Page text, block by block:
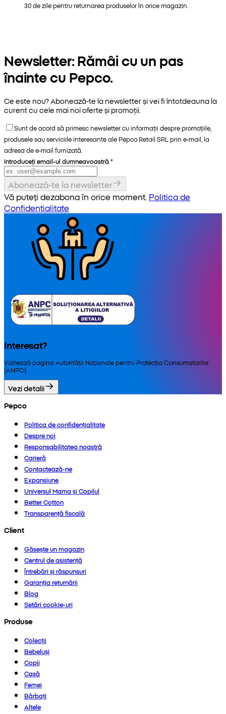
30 de zile pentru returnarea produselor în orice magazin.
Newsletter: Rămâi cu un pas
înainte cu Pepco.
Ce este nou? Abonează-te la newsletter și vei fi întotdeauna la
curent cu cele mai noi oferte și promoții.
Sunt de acord să primesc newsletter cu informații despre promoțiile,
produsele sau serviciile interesante ale Pepco Retail SRL prin e-mail, la
adresa de e-mail furnizată.
Introduceți email-ul dumneavoastră *
Abonează-te la newsletter
Vă puteți dezabona în orice moment. Politica de
Confidențialitate
Interesat?
Vizitează pagina Autorității Naționale pentru Protecția Consumatorilor
(ANPC).
Vezi detalii
Pepco
Politica de confidențialitate
Despre noi
Responsabilitatea noastră
Carieră
Contactează-ne
Expansiune
Universul Mama și Copilul
Better Cotton
Transparență fiscală
Client
Găsește un magazin
Centrul de asistență
Întrebări și răspunsuri
Garanția returnării
Blog
Setări cookie-uri
Produse
Colecții
Bebeluși
Copii
Casă
Femei
Bărbați
Altele